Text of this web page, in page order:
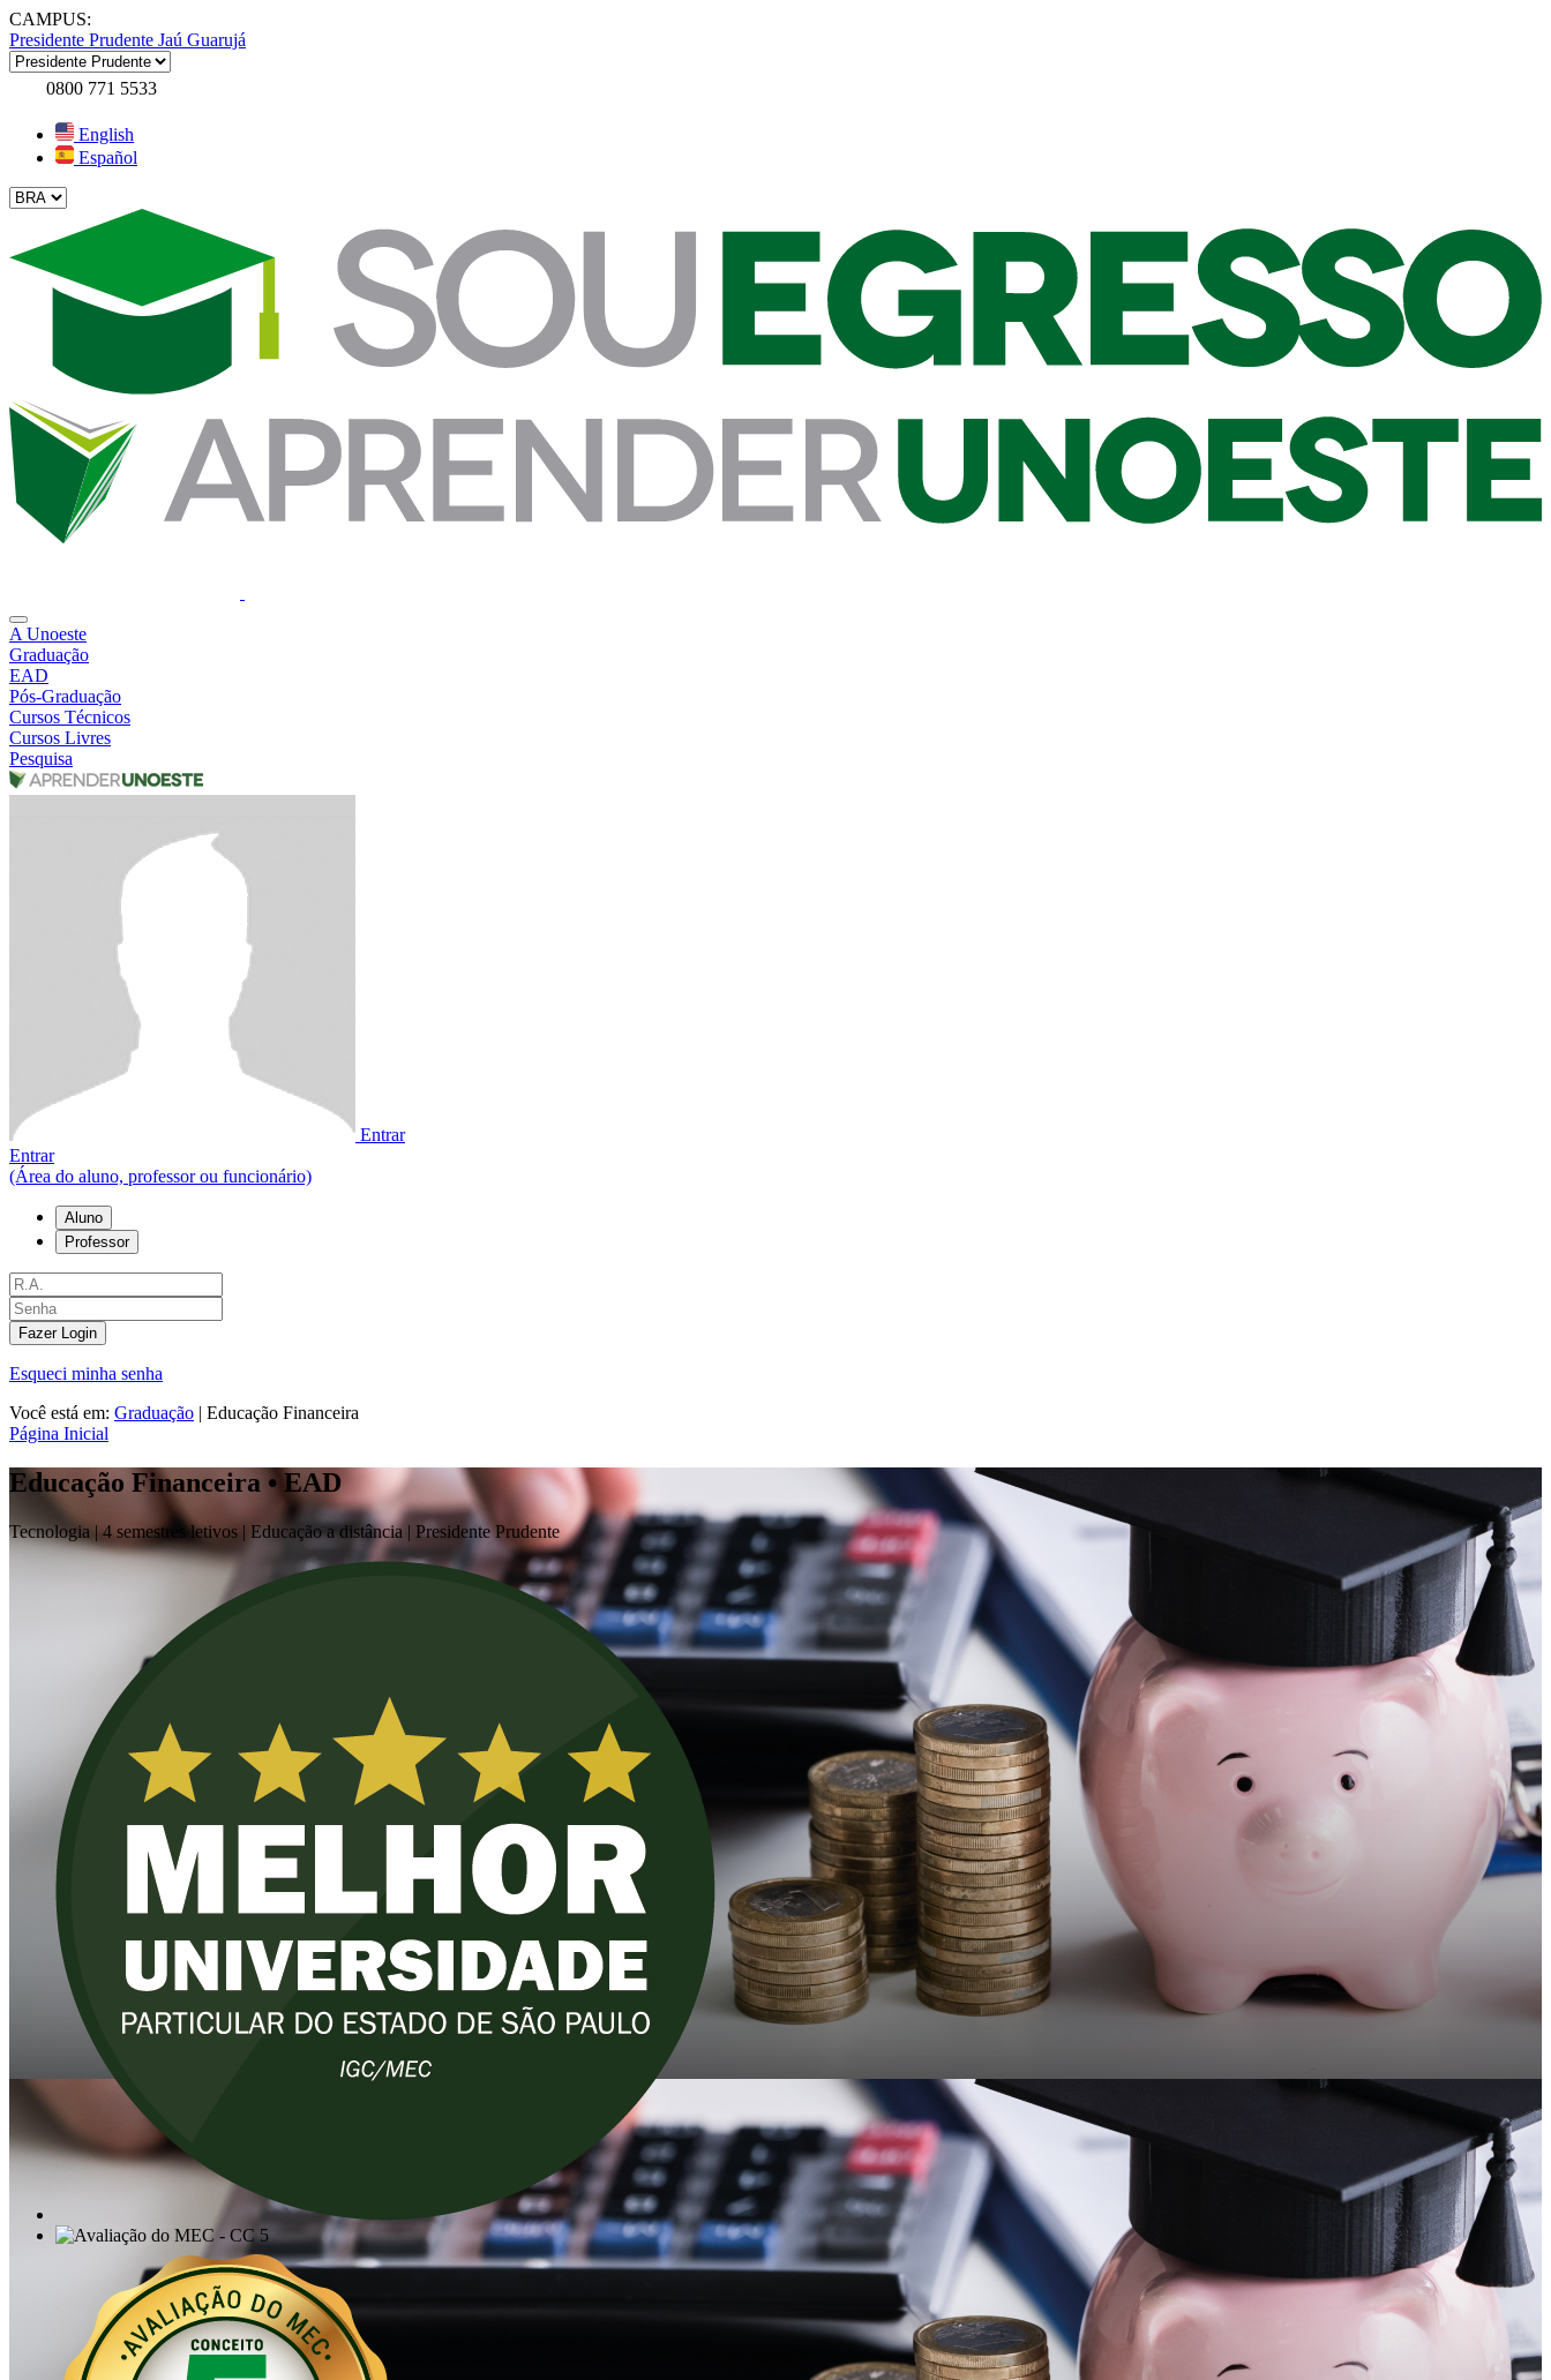
CAMPUS:
Presidente Prudente Jaú Guarujá
0800 771 5533
English
Español
A Unoeste
Graduação
EAD
Pós-Graduação
Cursos Técnicos
Cursos Livres
Pesquisa
Entrar
Entrar
(Área do aluno, professor ou funcionário)
Aluno
Professor
Fazer Login
Esqueci minha senha
Você está em: Graduação | Educação Financeira
Página Inicial
Educação Financeira • EAD
Tecnologia |4 semestres letivos | Educação a distância | Presidente Prudente